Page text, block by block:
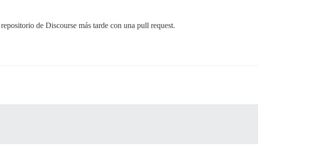
de Discourse más tarde con una pull request.